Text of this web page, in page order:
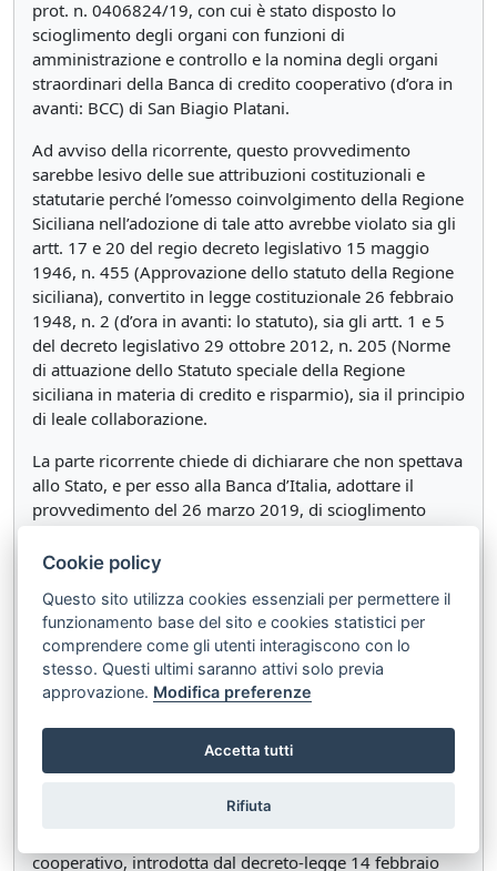
prot. n. 0406824/19, con cui è stato disposto lo
scioglimento degli organi con funzioni di
amministrazione e controllo e la nomina degli organi
straordinari della Banca di credito cooperativo (d’ora in
avanti: BCC) di San Biagio Platani.
Ad avviso della ricorrente, questo provvedimento
sarebbe lesivo delle sue attribuzioni costituzionali e
statutarie perché l’omesso coinvolgimento della Regione
Siciliana nell’adozione di tale atto avrebbe violato sia gli
artt. 17 e 20 del regio decreto legislativo 15 maggio
1946, n. 455 (Approvazione dello statuto della Regione
siciliana), convertito in legge costituzionale 26 febbraio
1948, n. 2 (d’ora in avanti: lo statuto), sia gli artt. 1 e 5
del decreto legislativo 29 ottobre 2012, n. 205 (Norme
di attuazione dello Statuto speciale della Regione
siciliana in materia di credito e risparmio), sia il principio
di leale collaborazione.
La parte ricorrente chiede di dichiarare che non spettava
allo Stato, e per esso alla Banca d’Italia, adottare il
provvedimento del 26 marzo 2019, di scioglimento
credito cooperativo di San Biagio Platani, nonché di
coinvolgimento della Regione Siciliana. La ricorrente
chiede, previa sospensione in via cautelare,
l’annullamento del provvedimento impugnato.
2.– L’eccezione preliminare di inammissibilità sollevata
dalla Banca d’Italia non è fondata.
2.1.– La difesa della parte interveniente ritiene
dell’atto impugnato. Esso sarebbe, infatti, meramente
cooperativo, introdotta dal decreto-legge 14 febbraio
Cookie policy
Questo sito utilizza cookies essenziali per permettere il
funzionamento base del sito e cookies statistici per
comprendere come gli utenti interagiscono con lo
stesso. Questi ultimi saranno attivi solo previa
approvazione. Modifica preferenze
Accetta tutti
Rifiuta